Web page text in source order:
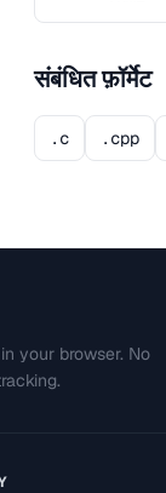
संबंधित फ़ॉर्मेट
.c .cpp
your browser. No